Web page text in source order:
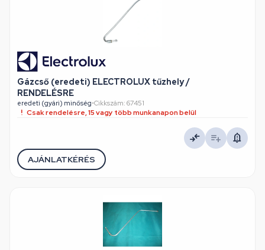
Gázcső (eredeti) ELECTROLUX tűzhely /
RENDELÉSRE
eredeti (gyári) minőség•Cikkszám: 67451
Csak rendelésre, 15 vagy több munkanapon belül
AJÁNLATKÉRÉS